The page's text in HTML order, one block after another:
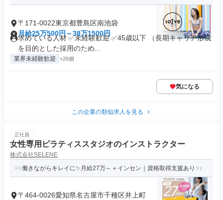
〒171-0022東京都豊島区南池袋
月給25万500円～38万1500円
求めている人材 ✅未経験歓迎 ✅45歳以下 （長期キャリア形成
を目的とした採用のため...
業界未経験歓迎 +26個
気になる
この企業の類似求人を見る
正社員
女性専用ピラティススタジオのインストラクター
株式会社SELENE
働きながらキレイに✨月給27万～＋インセン｜資格取得支援あり
〒464-0026愛知県名古屋市千種区井上町